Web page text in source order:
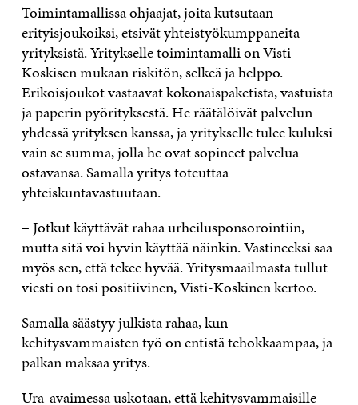
Toimintamallissa ohjaajat, joita kutsutaan
erityisjoukoiksi, etsivät yhteistyökumppaneita
yrityksistä. Yritykselle toimintamalli on Visti-
Koskisen mukaan riskitön, selkeä ja helppo.
Erikoisjoukot vastaavat kokonaispaketista, vastuista
ja paperin pyörityksestä. He räätälöivät palvelun
yhdessä yrityksen kanssa, ja yritykselle tulee kuluksi
vain se summa, jolla he ovat sopineet palvelua
ostavansa. Samalla yritys toteuttaa
yhteiskuntavastuutaan.
– Jotkut käyttävät rahaa urheilusponsorointiin,
mutta sitä voi hyvin käyttää näinkin. Vastineeksi saa
myös sen, että tekee hyvää. Yritysmaailmasta tullut
viesti on tosi positiivinen, Visti-Koskinen kertoo.
Samalla säästyy julkista rahaa, kun
kehitysvammaisten työ on entistä tehokkaampaa, ja
palkan maksaa yritys.
Ura-avaimessa uskotaan, että kehitysvammaisille